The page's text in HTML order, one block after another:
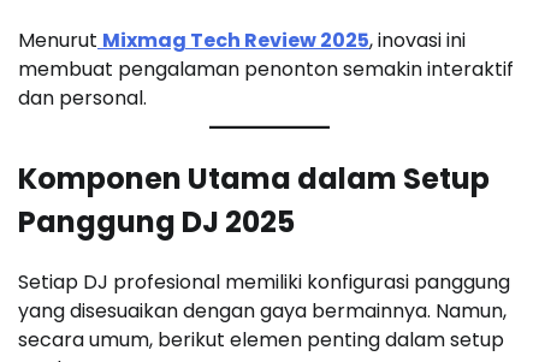
Menurut Mixmag Tech Review 2025, inovasi ini
membuat pengalaman penonton semakin interaktif
dan personal.
Komponen Utama dalam Setup
Panggung DJ 2025
Setiap DJ profesional memiliki konfigurasi panggung
yang disesuaikan dengan gaya bermainnya. Namun,
secara umum, berikut elemen penting dalam setup